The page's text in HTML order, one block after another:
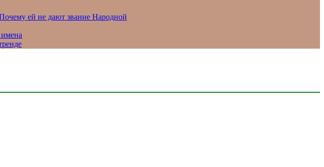
ей не дают звание Народной